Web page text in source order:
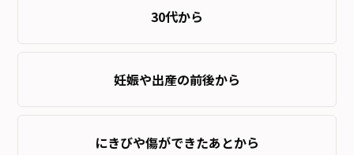
30代から
妊娠や出産の前後から
にきびや傷ができたあとから